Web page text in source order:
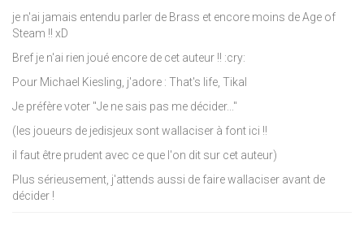
je n'ai jamais entendu parler de Brass et encore moins de Age of
Steam !! xD
Bref je n'ai rien joué encore de cet auteur !! :cry:
Pour Michael Kiesling, j'adore : That's life, Tikal
Je préfère voter "Je ne sais pas me décider..."
(les joueurs de jedisjeux sont wallaciser à font ici !!
il faut être prudent avec ce que l'on dit sur cet auteur)
Plus sérieusement, j'attends aussi de faire wallaciser avant de
décider !